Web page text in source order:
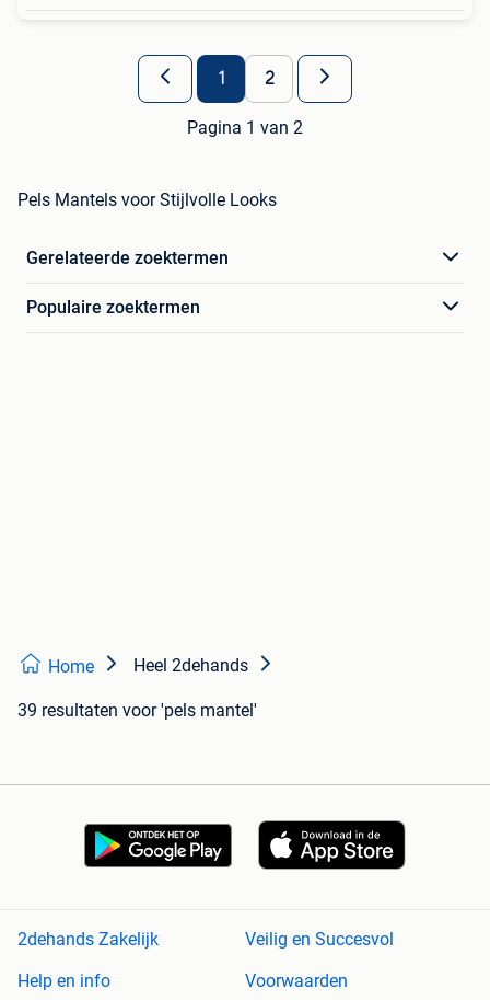
1 2
Pagina 1 van 2
Pels Mantels voor Stijlvolle Looks
Gerelateerde zoektermen
Populaire zoektermen
Home Heel 2dehands
39 resultaten voor 'pels mantel'
2dehands Zakelijk
Veilig en Succesvol
Help en info
Voorwaarden